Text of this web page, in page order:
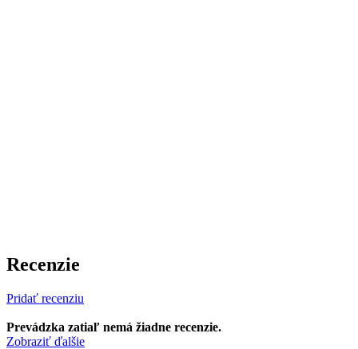
Recenzie
Pridať recenziu
Prevádzka zatiaľ nemá žiadne recenzie.
Zobraziť ďalšie